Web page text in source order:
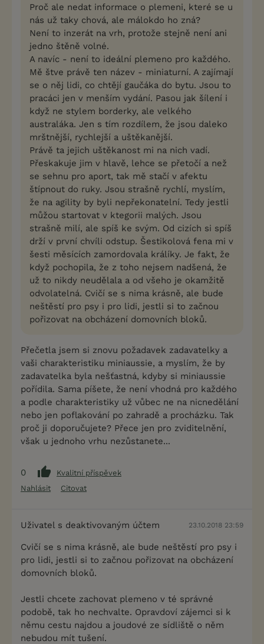
Proč ale nedat informace o plemeni, které se u
nás už taky chová, ale málokdo ho zná?
Není to inzerát na vrh, protože stejně není ani
jedno štěně volné.
A navíc - není to ideální plemeno pro každého.
Mě štve právě ten název - miniaturní. A zajímají
se o něj lidi, co chtějí gaučáka do bytu. Jsou to
pracáci jen v menším vydání. Pasou jak šílení i
když ne stylem borderky, ale velkého
australáka. Jen s tím rozdílem, že jsou daleko
mrštnější, rychlejší a uštěkanější.
Právě ta jejich uštěkanost mi na nich vadí.
Přeskakuje jim v hlavě, lehce se přetočí a než
se sehnu pro aport, tak mě stačí v afektu
štípnout do ruky. Jsou strašně rychlí, myslím,
že na agility by byli nepřekonatelní. Tedy jestli
můžou startovat v ktegorii malých. Jsou
strašně milí, ale spíš ke svým. Od cizích si spíš
drží v první chvíli odstup. Šestikolová fena mi v
šesti měsících zamordovala králíky. Je fakt, že
když pochopila, že z toho nejsem nadšená, že
už to nikdy neudělala a od všeho je okamžitě
odvolatelná. Cvičí se s nima krásně, ale bude
neštěstí pro psy i pro lidi, jestli si to začnou
pořizovat na obcházení domovních bloků.
Přečetla jsem si znovu požadavek zadavatelky a
vaši charakteristiku miniaussie, a myslím, že by
zadavatelka byla nešťastná, kdyby si miniaussie
pořídila. Sama píšete, že není vhodná pro každého
a podle charakteristiky už vůbec ne na nicnedělání
nebo jen poflakování po zahradě a procházku. Tak
proč ji doporučujete? Přece jen pro zviditelnění,
však u jednoho vrhu nezůstanete...
0
Kvalitní příspěvek
Nahlásit
Citovat
Uživatel s deaktivovaným účtem 23.10.2018 23:59
Cvičí se s nima krásně, ale bude neštěstí pro psy i
pro lidi, jestli si to začnou pořizovat na obcházení
domovních bloků.
Jestli chcete zachovat plemeno v té správné
podobě, tak ho nechvalte. Opravdoví zájemci si k
němu cestu najdou a joudové ze sídliště o něm
nebudou mít tušení.